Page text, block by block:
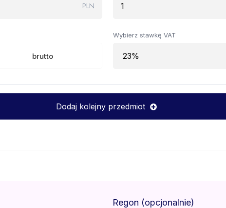
PLN
brutto
Wybierz stawkę VAT
Dodaj kolejny przedmiot
Regon (opcjonalnie)